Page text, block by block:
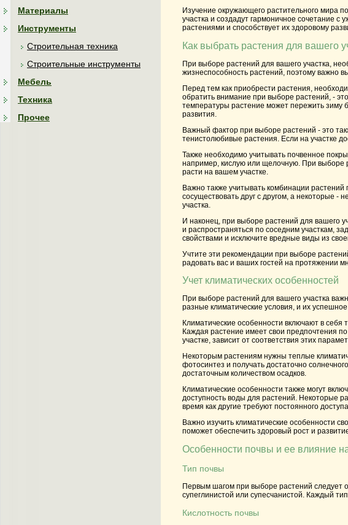
Материалы
Инструменты
Строительная техника
Строительные инструменты
Мебель
Техника
Прочее
Изучение окружающего растительного мира
участка и создадут гармоничное сочетание с
растениями и способствует их здоровому
Как выбрать растения для вашего
При выборе растений для вашего участка,
жизнеспособность растений, поэтому важно
Перед тем как приобрести растения,
обратить внимание при выборе растений, -
температуры растение может пережить зиму
развития.
Важный фактор при выборе растений - это
тенистолюбивые растения. Если на участке
Также необходимо учитывать почвенное
например, кислую или щелочную. При выборе
расти на вашем участке.
Важно также учитывать комбинации
сосуществовать друг с другом, а некоторые -
участка.
И наконец, при выборе растений для вашего
и распространяться по соседним участкам,
свойствами и исключите вредные виды из
Учтите эти рекомендации при выборе
радовать вас и ваших гостей на протяжении
Учет климатических особенностей
При выборе растений для вашего участка
разные климатические условия, и их
Климатические особенности включают в себя
Каждая растение имеет свои предпочтения
участке, зависит от соответствия этих
Некоторым растениям нужны теплые
фотосинтез и получать достаточно
достаточным количеством осадков.
Климатические особенности также могут
доступность воды для растений. Некоторые
время как другие требуют постоянного
Важно изучить климатические особенности
поможет обеспечить здоровый рост и
Особенности почвы и ее влияние
Тип почвы
Первым шагом при выборе растений следует
супеглинистой или супесчанистой. Каждый
Кислотность почвы